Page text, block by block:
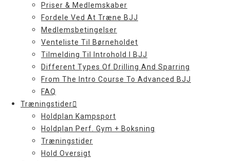
Priser & Medlemskaber
Fordele Ved At Træne BJJ
Medlemsbetingelser
Venteliste Til Børneholdet
Tilmelding Til Introhold I BJJ
Different Types Of Drilling And Sparring
From The Intro Course To Advanced BJJ
FAQ
Træningstider
Holdplan Kampsport
Holdplan Perf. Gym + Boksning
Træningstider
Hold Oversigt